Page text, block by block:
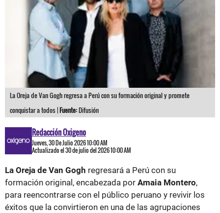
La Oreja de Van Gogh regresa a Perú con su formación original y promete
conquistar a todos |Fuente:Difusión
Redacción Oxigeno
Jueves, 30 De Julio 2026 10:00 AM
Actualizado el 30 de julio del 2026 10:00 AM
La Oreja de Van Gogh regresará a Perú con su
formación original, encabezada por Amaia Montero,
para reencontrarse con el público peruano y revivir los
éxitos que la convirtieron en una de las agrupaciones